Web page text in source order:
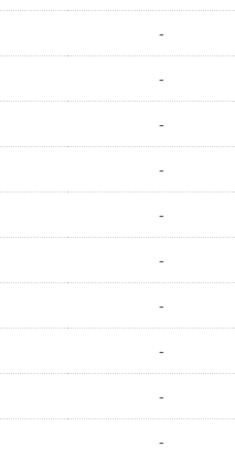
-
-
-
-
-
-
-
-
-
-